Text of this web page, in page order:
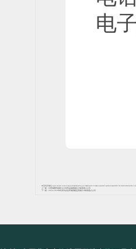
电
本页访问地址:www.cntcitc.com.cn/
上一篇：
江西省赣州监狱2026年药品采购项目-中标候选人公示
下一篇： 2026-2028年长安马自达车展搭建运营项目-中标候选人公示